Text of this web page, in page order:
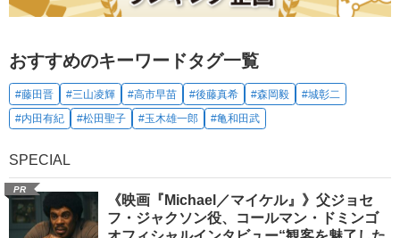
おすすめのキーワードタグ一覧
#藤田晋 #三山凌輝 #高市早苗 #後藤真希 #森岡毅
#城彰二
#内田有紀
#松田聖子 #玉木雄一郎 #亀和田武
SPECIAL
PR
《映画『Michael／マイケル』》父ジョセ
フ・ジャクソン役、コールマン・ドミンゴ